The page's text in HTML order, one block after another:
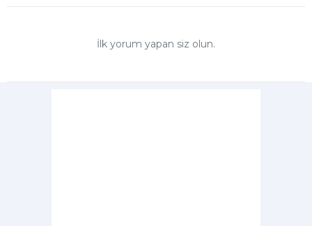
İlk yorum yapan siz olun.